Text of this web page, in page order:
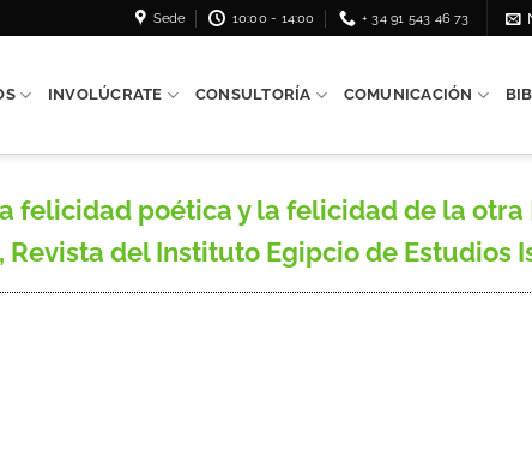
Sede 10:00 - 14:00 + 34 91 543 46 73
INVOLÚCRATE CONSULTORÍA COMUNICACIÓN
felicidad poética y la felicidad de la
del Instituto Egipcio de Estudios